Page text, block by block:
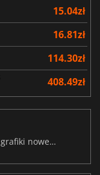
15.04zł
16.81zł
114.30zł
408.49zł
Wersja FIFY 21 na PC nie będzie miała grafiki nowej generacji